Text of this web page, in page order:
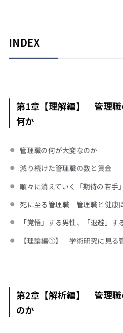
INDEX
第1章【理解編】 管理職
何か
管理職の何が大変なのか
減り続けた管理職の数と賃金
順々に消えていく「期待の若手」
死に至る管理職 管理職と健康
「覚悟」する男性、「退避」す
【理論編①】 学術研究に見る
第2章【解析編】 管理職
のか